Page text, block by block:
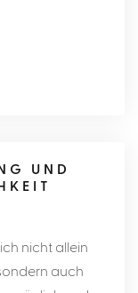
UND
nicht allein
auch